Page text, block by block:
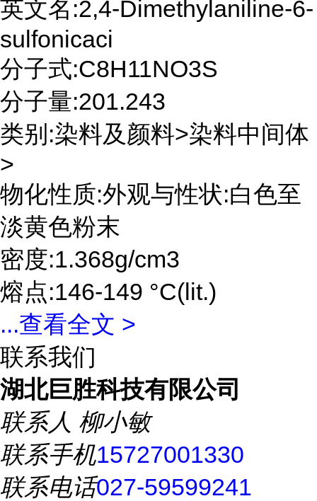
英文名:2,4-Dimethylaniline-6-
sulfonicaci
分子式:C8H11NO3S
分子量:201.243
类别:染料及颜料>染料中间体
>
物化性质:外观与性状:白色至
淡黄色粉末
密度:1.368g/cm3
熔点:146-149 °C(lit.)
...查看全文 >
联系我们
湖北巨胜科技有限公司
联系人 柳小敏
联系手机15727001330
联系电话027-59599241